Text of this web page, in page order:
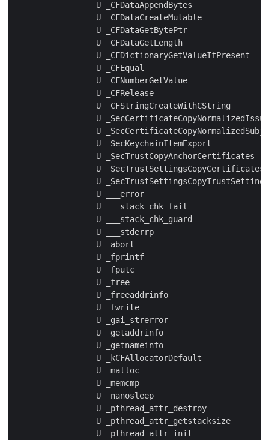
                 U _CFDataAppendBytes
                 U _CFDataCreateMutable
                 U _CFDataGetBytePtr
                 U _CFDataGetLength
                 U _CFDictionaryGetValueIfPresent
                 U _CFEqual
                 U _CFNumberGetValue
                 U _CFRelease
                 U _CFStringCreateWithCString
U
U
                 U _SecKeychainItemExport
                 U _SecTrustCopyAnchorCertificates
                 U _SecTrustSettingsCopyCertificates
                 U _SecTrustSettingsCopyTrustSettings
                 U ___error
                 U ___stack_chk_fail
                 U ___stack_chk_guard
                 U ___stderrp
                 U _abort
                 U _fprintf
                 U _fputc
                 U _free
                 U _freeaddrinfo
                 U _fwrite
                 U _gai_strerror
                 U _getaddrinfo
                 U _getnameinfo
                 U _kCFAllocatorDefault
                 U _malloc
                 U _memcmp
                 U _nanosleep
                 U _pthread_attr_destroy
                 U _pthread_attr_getstacksize
                 U _pthread_attr_init